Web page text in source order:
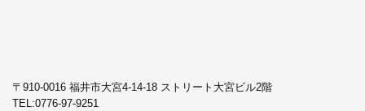
〒910-0016 福井市大宮4-14-18 ストリート大宮ビル2階
TEL:0776-97-9251